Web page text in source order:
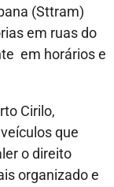
(Sttram)
em ruas do
em horários e
Cirilo,
que
o direito
organizado e